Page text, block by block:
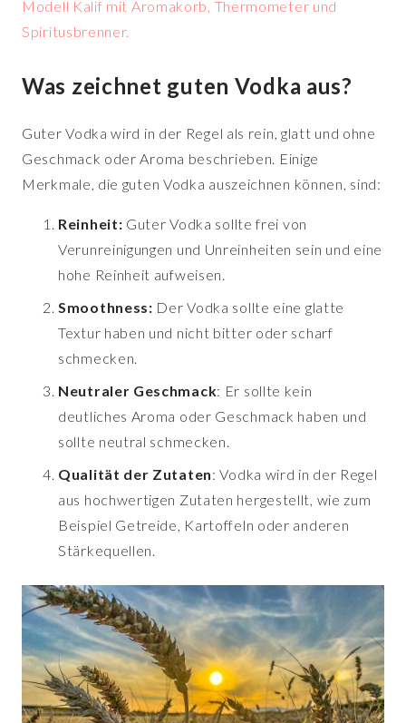
Modell Kalif mit Aromakorb, Thermometer und
Spiritusbrenner.
Was zeichnet guten Vodka aus?
Guter Vodka wird in der Regel als rein, glatt und ohne
Geschmack oder Aroma beschrieben. Einige
Merkmale, die guten Vodka auszeichnen können, sind:
Reinheit: Guter Vodka sollte frei von
Verunreinigungen und Unreinheiten sein und eine
hohe Reinheit aufweisen.
Smoothness: Der Vodka sollte eine glatte
Textur haben und nicht bitter oder scharf
schmecken.
Neutraler Geschmack: Er sollte kein
deutliches Aroma oder Geschmack haben und
sollte neutral schmecken.
Qualität der Zutaten: Vodka wird in der Regel
aus hochwertigen Zutaten hergestellt, wie zum
Beispiel Getreide, Kartoffeln oder anderen
Stärkequellen.